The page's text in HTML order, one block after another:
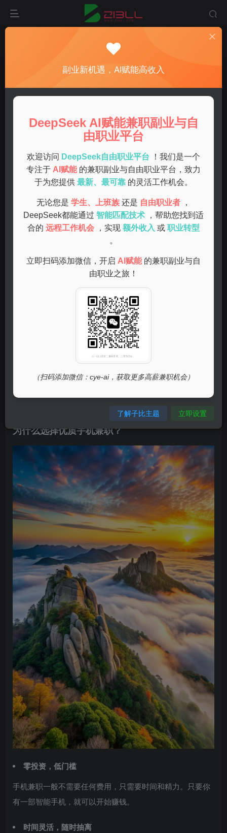
优质手机兼职赚钱招募每天轻松赚百元，真实可靠
admin
0 48
在当前经济环境下，很多人都在寻找额外的收入来源，尤其
是可以在家、灵活 وقت的兼职方式越来越受欢迎。最近，一
种“手机兼职赚钱”的模式不断被传播，吸引了大量人的关
注。什么是手机兼职赚钱？它真的能让人轻松赚到钱吗？今
天，我们就来详细解析一下，帮助大家了解这项充满潜力的
兼职方式。
什么是手机兼职赚钱？
手机兼职赚钱是指通过手机完成简单的任务，比如注册、推
广、参与调查、打字输入等，只要有一部手机和网络，就可
以随时随地完成任务，并获得相应的报酬。这种方式不需要
复杂的设备或专业技能，几乎任何人都可以轻松上手。
为什么选择优质手机兼职？
零投资，低门槛
手机兼职一般不需要任何费用，只需要时间和精力。只要你
有一部智能手机，就可以开始赚钱。
时间灵活，随时抽离
副业新机遇，AI赋能高收入
DeepSeek AI赋能兼职副业与自
由职业平台
欢迎访问 DeepSeek自由职业平台
！我们是一个
专注于 AI赋能 的兼职副业与自由职业平台，致力
于为您提供 最新、最可靠 的灵活工作机会。
无论您是 学生、上班族 还是 自由职业者
，
DeepSeek都能通过 智能匹配技术
，帮助您找到适
合的 远程工作机会 ，实现 额外收入 或 职业转型
。
立即扫码添加微信，开启 AI赋能 的兼职副业与自
由职业之旅！
（扫码添加微信：cye-ai，获取更多高薪兼职机会）
了解子比主题 立即设置